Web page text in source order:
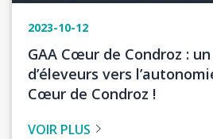
2023-10-12
Titre
de
l'actualité
GAA Cœur de Condroz :
d’éleveurs vers
Cœur de Condroz !
VOIR PLUS